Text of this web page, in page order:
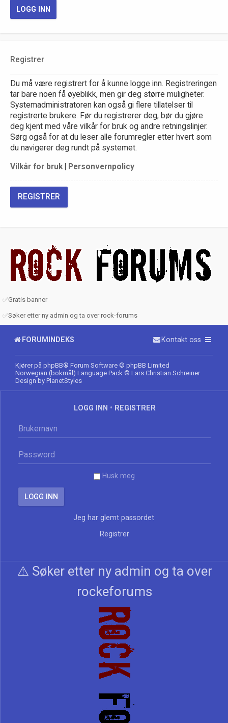
Registrer
Du må være registrert for å kunne logge inn. Registreringen
tar bare noen få øyeblikk, men gir deg større muligheter.
Systemadministratoren kan også gi flere tillatelser til
registrerte brukere. Før du registrerer deg, bør du gjøre
deg kjent med våre vilkår for bruk og andre retningslinjer.
Sørg også for at du leser alle forumregler etter hvert som
du navigerer deg rundt på systemet.
Vilkår for bruk| Personvernpolicy
REGISTRER
✅Gratis banner
✅Søker etter ny admin og ta over rock-forums
FORUMINDEKS Kontakt oss
Kjører på phpBB® Forum Software © phpBB Limited
Norwegian (bokmål) Language Pack © Lars Christian Schreiner
Design by PlanetStyles
LOGG INN • REGISTRER
Husk meg
Jeg har glemt passordet
Registrer
⚠️ Søker etter ny admin og ta over
rockeforums